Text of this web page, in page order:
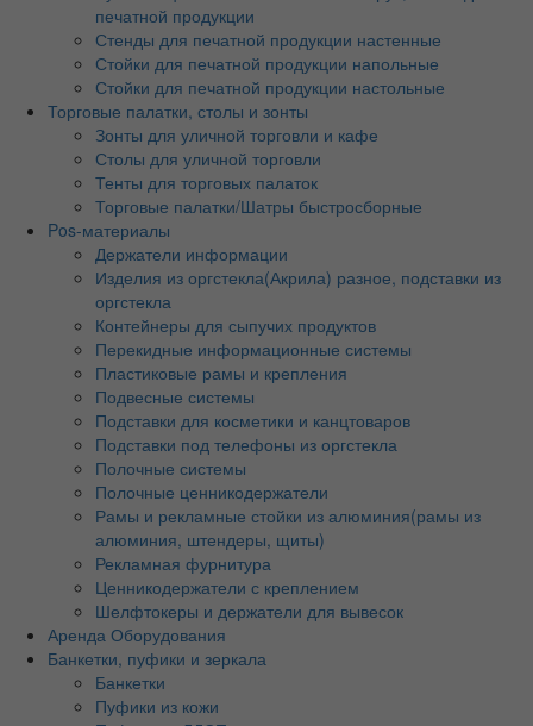
печатной продукции
Стенды для печатной продукции настенные
Стойки для печатной продукции напольные
Стойки для печатной продукции настольные
Торговые палатки, столы и зонты
Зонты для уличной торговли и кафе
Столы для уличной торговли
Тенты для торговых палаток
Торговые палатки/Шатры быстросборные
Pos-материалы
Держатели информации
Изделия из оргстекла(Акрила) разное, подставки из
оргстекла
Контейнеры для сыпучих продуктов
Перекидные информационные системы
Пластиковые рамы и крепления
Подвесные системы
Подставки для косметики и канцтоваров
Подставки под телефоны из оргстекла
Полочные системы
Полочные ценникодержатели
Рамы и рекламные стойки из алюминия(рамы из
алюминия, штендеры, щиты)
Рекламная фурнитура
Ценникодержатели с креплением
Шелфтокеры и держатели для вывесок
Аренда Оборудования
Банкетки, пуфики и зеркала
Банкетки
Пуфики из кожи